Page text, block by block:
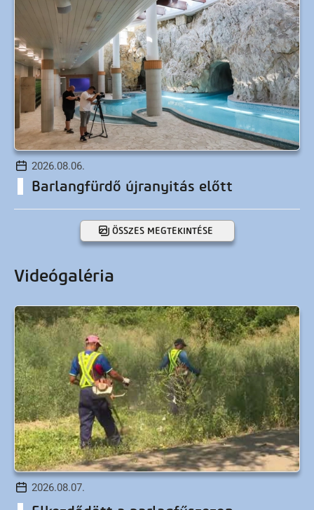
2026.08.06.
Barlangfürdő újranyitás előtt
ÖSSZES MEGTEKINTÉSE
Videógaléria
2026.08.07.